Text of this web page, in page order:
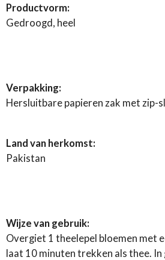
Productvorm:
Gedroogd, heel
Verpakking:
Hersluitbare papieren zak met zip-
Land van herkomst:
Pakistan
Wijze van gebruik:
Overgiet 1 theelepel bloemen met
laat 10 minuten trekken als thee. In